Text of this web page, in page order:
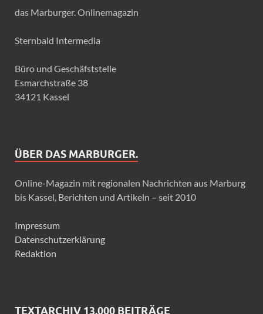
das Marburger. Onlinemagazin
Sternbald Intermedia
Büro und Geschäfststelle
Esmarchstraße 38
34121 Kassel
ÜBER DAS MARBURGER.
Online-Magazin mit regionalen Nachrichten aus Marburg
bis Kassel, Berichten und Artikeln – seit 2010
Impressum
Datenschutzerklärung
Redaktion
TEXTARCHIV 13.000 BEITRÄGE